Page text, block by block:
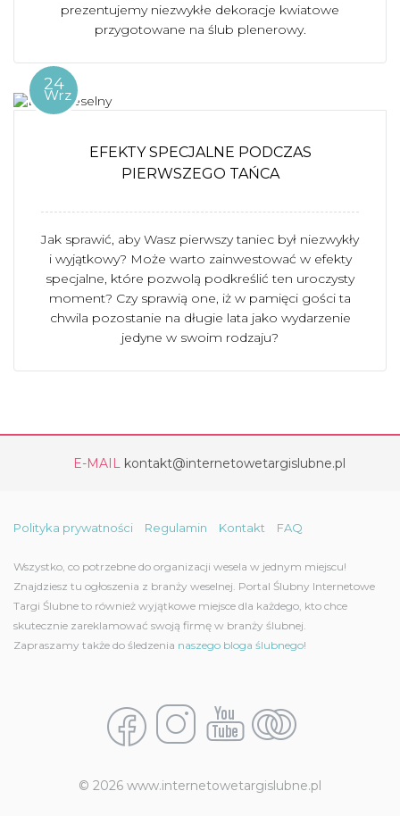
prezentujemy niezwykłe dekoracje kwiatowe
przygotowane na ślub plenerowy.
24
Wrz
EFEKTY SPECJALNE PODCZAS
PIERWSZEGO TAŃCA
Jak sprawić, aby Wasz pierwszy taniec był niezwykły
i wyjątkowy? Może warto zainwestować w efekty
specjalne, które pozwolą podkreślić ten uroczysty
moment? Czy sprawią one, iż w pamięci gości ta
chwila pozostanie na długie lata jako wydarzenie
jedyne w swoim rodzaju?
E-MAIL kontakt@internetowetargislubne.pl
Polityka prywatności Regulamin Kontakt FAQ
Wszystko, co potrzebne do organizacji wesela w jednym miejscu!
Znajdziesz tu ogłoszenia z branży weselnej. Portal Ślubny Internetowe
Targi Ślubne to również wyjątkowe miejsce dla każdego, kto chce
skutecznie zareklamować swoją firmę w branży ślubnej.
Zapraszamy także do śledzenia naszego bloga ślubnego!
© 2026 www.internetowetargislubne.pl